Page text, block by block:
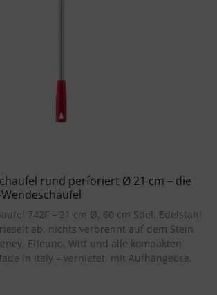
rund perforiert Ø 21 cm – die
742F – 21 cm Ø, 60 cm Stiel, Edelstahl
ab, nichts verbrennt auf dem Stein
Effeuno, Witt und alle kompakten
in Italy – vernietet, mit Aufhängeöse,